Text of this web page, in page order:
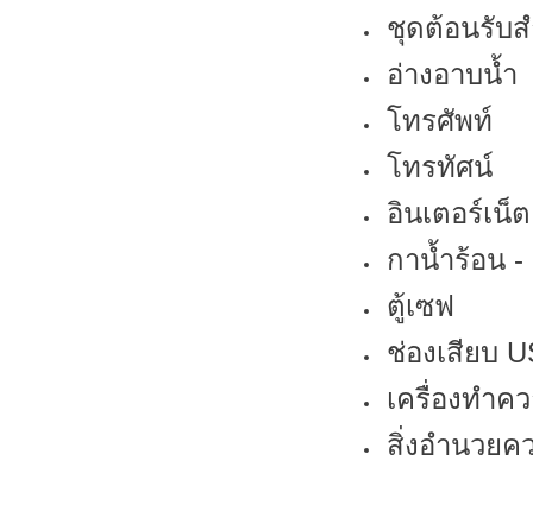
ชุดต้อนรับส
อ่างอาบน้ำ
โทรศัพท์
โทรทัศน์
อินเตอร์เน็ต
กาน้ำร้อน
ตู้เซฟ
ช่องเสียบ
เครื่องทำค
สิ่งอำนวยค